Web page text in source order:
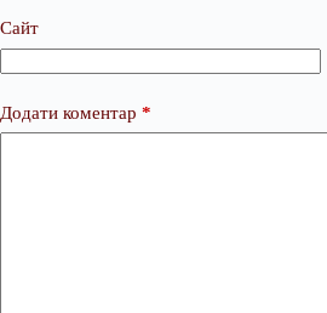
Сайт
Додати коментар *